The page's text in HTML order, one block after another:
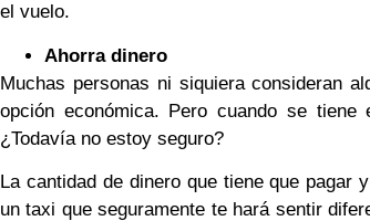
el vuelo.
Ahorra dinero
Muchas personas ni siquiera consideran
opción económica. Pero cuando se
¿Todavía no estoy seguro?
La cantidad de dinero que tiene que pagar
un taxi que seguramente te hará sentir